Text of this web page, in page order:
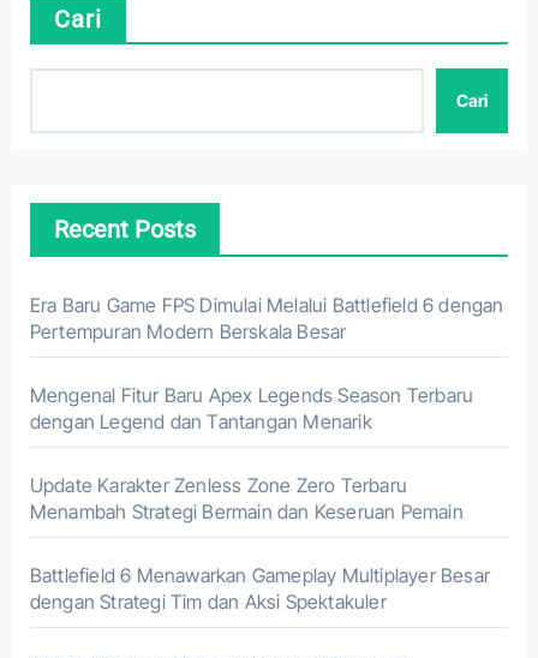
Cari
Cari
Recent Posts
Era Baru Game FPS Dimulai Melalui Battlefield 6 dengan
Pertempuran Modern Berskala Besar
Mengenal Fitur Baru Apex Legends Season Terbaru
dengan Legend dan Tantangan Menarik
Update Karakter Zenless Zone Zero Terbaru
Menambah Strategi Bermain dan Keseruan Pemain
Battlefield 6 Menawarkan Gameplay Multiplayer Besar
dengan Strategi Tim dan Aksi Spektakuler